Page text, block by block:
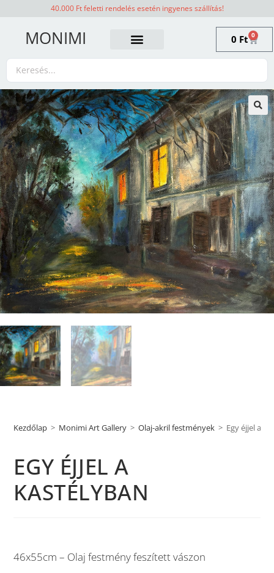
40.000 Ft feletti rendelés esetén ingyenes szállítás!
MONIMI 0 Ft 0
🔍
Kezdőlap > Monimi Art Gallery > Olaj-akril festmények > Egy éjjel a
EGY ÉJJEL A
KASTÉLYBAN
46x55cm – Olaj festmény feszített vászon